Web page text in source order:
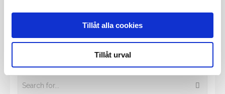
Tillåt alla cookies
Tillåt urval
Sök bland våra tidigare inlägg